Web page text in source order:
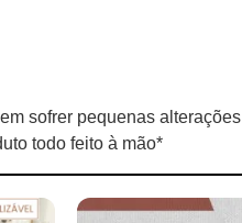
sofrer pequenas alterações
todo feito à mão*